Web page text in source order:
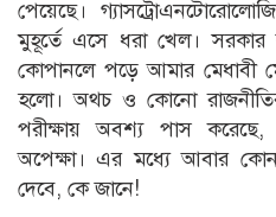
পেয়েছে।
মুহূর্তে এসে ধরা খেল। সরকার
কোপানলে পড়ে আমার মেধাবী
হলো। অথচ ও কোনো রাজনীতির
পরীক্ষায় অবশ্য পাস
অপেক্ষা। এর মধ্যে আবার
দেবে, কে জানে!